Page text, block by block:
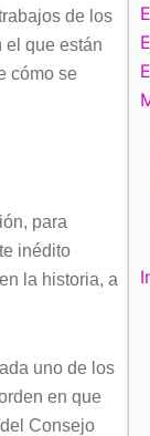
de los
el que están
cómo se
para
inédito
la historia, a
uno de los
en que
Consejo